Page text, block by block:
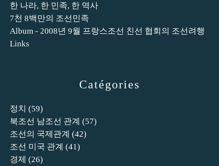
Catégories
정치 (59)
북조선 남조선 관계 (57)
조선의 국제관계 (42)
조선 미국 관계 (41)
경제 (26)
한 나라, 한 민족, 한 역사
7천 8백만의 조선민족
Album - 2008년 9월 프랑스조선 친선 협회의 조선려행
Links